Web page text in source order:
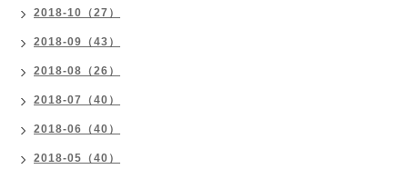
2018-10（27）
2018-09（43）
2018-08（26）
2018-07（40）
2018-06（40）
2018-05（40）